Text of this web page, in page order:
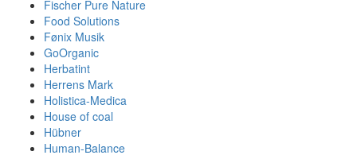
Fischer Pure Nature
Food Solutions
Fønix Musik
GoOrganic
Herbatint
Herrens Mark
Holistica-Medica
House of coal
Hübner
Human-Balance